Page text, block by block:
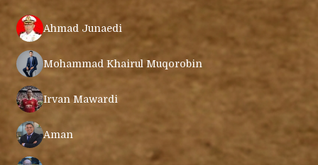
Ahmad Junaedi
Mohammad Khairul Muqorobin
Irvan Mawardi
Aman